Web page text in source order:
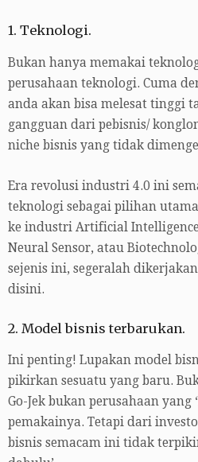
1. Teknologi.
Bukan hanya memakai
perusahaan teknologi. Cuma
anda akan bisa melesat tinggi
gangguan dari pebisnis/
niche bisnis yang tidak
Era revolusi industri 4.0 ini
teknologi sebagai pilihan
ke industri Artificial
Neural Sensor, atau
sejenis ini, segeralah
disini.
2. Model bisnis terbarukan.
Ini penting! Lupakan model
pikirkan sesuatu yang baru.
Go-Jek bukan perusahaan
pemakainya. Tetapi dari
bisnis semacam ini tidak